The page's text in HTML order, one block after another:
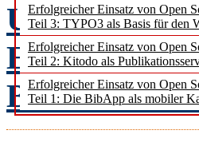
Erfolgreicher Einsatz von Open
Teil 3: TYPO3 als Basis für den
Erfolgreicher Einsatz von Open
Teil 2: Kitodo als
Erfolgreicher Einsatz von Open
Teil 1: Die BibApp als mobiler
Uwe Dierolf
Einsatz von
Bibliotheken